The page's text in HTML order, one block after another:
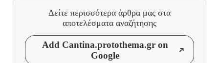
Δείτε περισσότερα άρθρα μας στα
αποτελέσματα αναζήτησης
Add Cantina.protothema.gr on
Google